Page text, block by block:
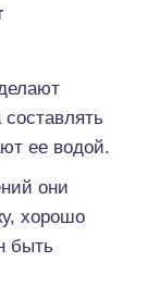
ее водой.
они
хорошо
быть